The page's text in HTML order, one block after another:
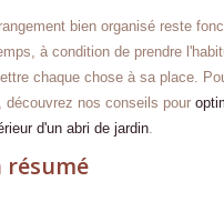
bien organisé reste
à condition de prendre
chaque chose à sa place.
découvrez nos conseils pour
d'un abri de jardin
résumé